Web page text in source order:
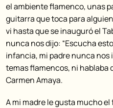
el ambiente flamenco, unas
guitarra que toca para
vi hasta que se inauguró el
nunca nos dijo: “Escucha
infancia, mi padre nunca nos
temas flamencos, ni hablaba
Carmen Amaya.
A mi madre le gusta mucho